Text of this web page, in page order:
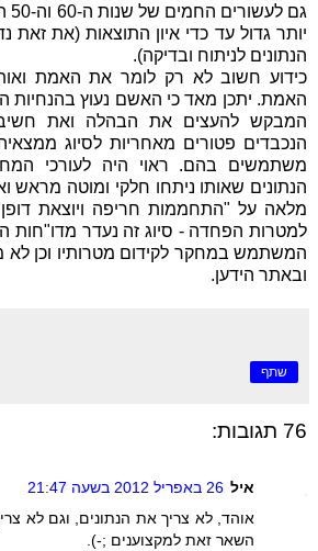
גם
יותר גדול עד כדי איון התוצאות (את זאת
הנתונים לניתוח ובדיקה).
כידוע חשוב לא רק לומר את האמת
האמת. יתכן מאד כי האשם נעוץ
המבקש להעצים את הבהלה ואת
הנכבדים פטורים מאחריות לסיוג
משתמשים בהם. ראוי היה לעורכי
הנתונים שאותו ניתחו חלקי ומוטה מראש
מלאה על "התחממות חריפה ויוצאת
למטרות הפחדה - סיוג זה נעדר מדו"חות
המשתמש במחקר לקידום מטרותיו וכן לא
ובאתר הידען.
שתף
76 תגובות:
איל 26 באפריל 2012 בשעה 21:47
אוהד, לא צריך את הנתונים, וגם לא
השאר זאת למקצוענים ;-).